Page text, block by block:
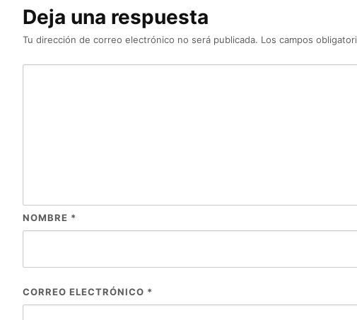
Deja una respuesta
Tu dirección de correo electrónico no será publicada. Los campos
NOMBRE *
CORREO ELECTRÓNICO *